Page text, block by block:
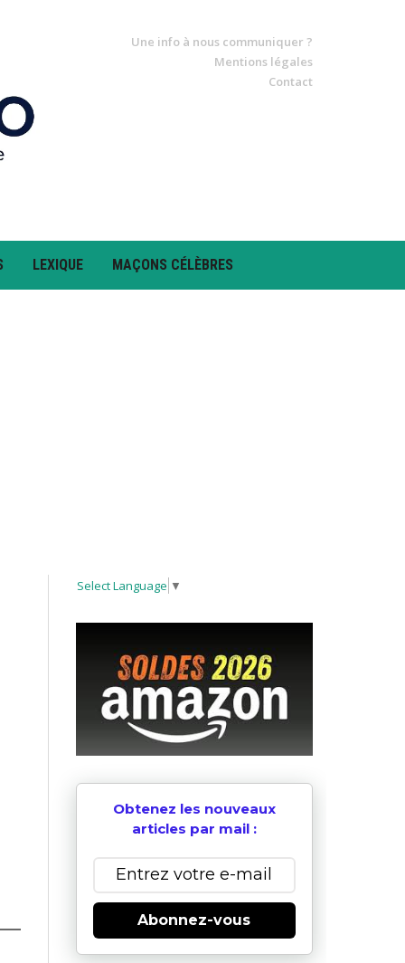
Une info à nous communiquer ?
Mentions légales
Contact
LEXIQUE MAÇONS CÉLÈBRES
Select Language ▼
Obtenez les nouveaux
articles par mail :
Abonnez-vous